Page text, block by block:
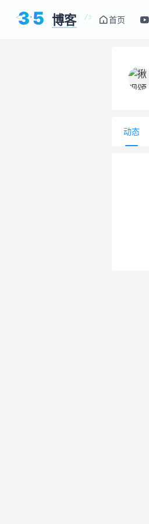
< />
35 博客 首页
动态